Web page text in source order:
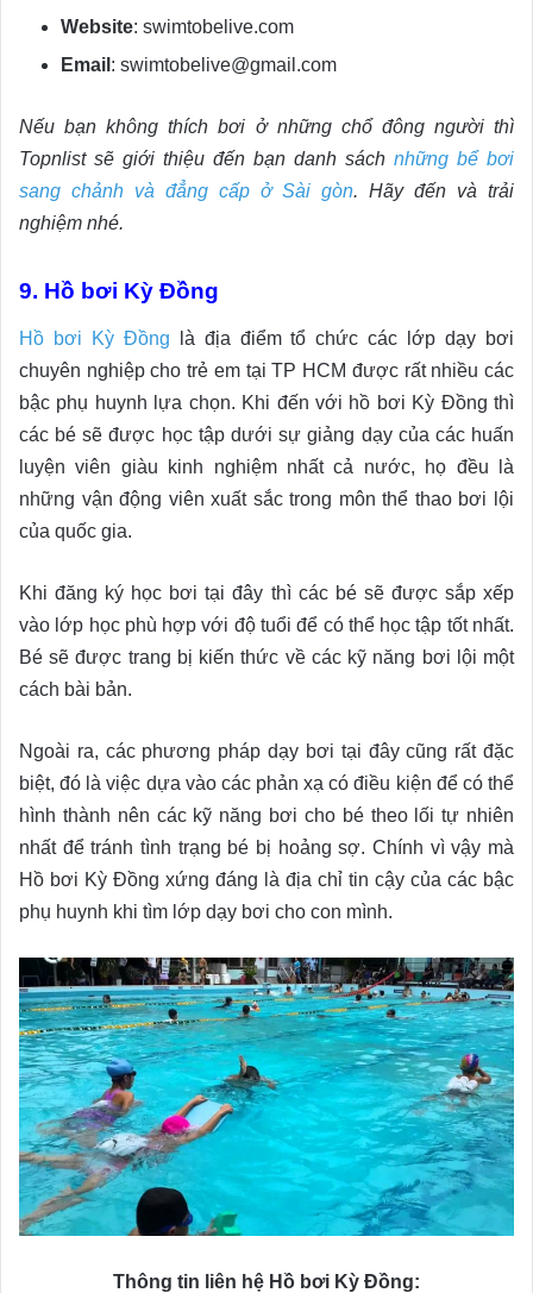
Website: swimtobelive.com
Email : swimtobelive@gmail.com
Nếu bạn không thích bơi ở những chổ đông người thì
Topnlist sẽ giới thiệu đến bạn danh sách những bể bơi
sang chảnh và đẳng cấp ở Sài gòn. Hãy đến và trải
nghiệm nhé.
9. Hồ bơi Kỳ Đồng
Hồ bơi Kỳ Đồng là địa điểm tổ chức các lớp dạy bơi
chuyên nghiệp cho trẻ em tại TP HCM được rất nhiều các
bậc phụ huynh lựa chọn. Khi đến với hồ bơi Kỳ Đồng thì
các bé sẽ được học tập dưới sự giảng dạy của các huấn
luyện viên giàu kinh nghiệm nhất cả nước, họ đều là
những vận động viên xuất sắc trong môn thể thao bơi lội
của quốc gia.
Khi đăng ký học bơi tại đây thì các bé sẽ được sắp xếp
vào lớp học phù hợp với độ tuổi để có thể học tập tốt nhất.
Bé sẽ được trang bị kiến thức về các kỹ năng bơi lội một
cách bài bản.
Ngoài ra, các phương pháp dạy bơi tại đây cũng rất đặc
biệt, đó là việc dựa vào các phản xạ có điều kiện để có thể
hình thành nên các kỹ năng bơi cho bé theo lối tự nhiên
nhất để tránh tình trạng bé bị hoảng sợ. Chính vì vậy mà
Hồ bơi Kỳ Đồng xứng đáng là địa chỉ tin cậy của các bậc
phụ huynh khi tìm lớp dạy bơi cho con mình.
Thông tin liên hệ Hồ bơi Kỳ Đồng: